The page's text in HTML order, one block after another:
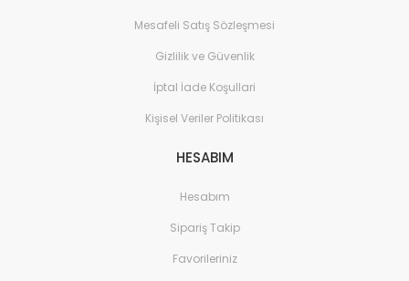
Mesafeli Satış Sözleşmesi
Gizlilik ve Güvenlik
İptal İade Koşullari
Kişisel Veriler Politikası
HESABIM
Hesabım
Sipariş Takip
Favorileriniz